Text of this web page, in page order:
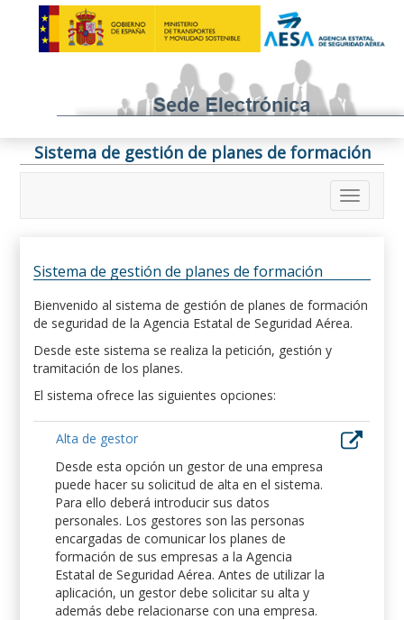
Sistema de gestión de planes de formación
Sistema de gestión de planes de formación
Bienvenido al sistema de gestión de planes de formación
de seguridad de la Agencia Estatal de Seguridad Aérea.
Desde este sistema se realiza la petición, gestión y
tramitación de los planes.
El sistema ofrece las siguientes opciones:
Alta de gestor
Desde esta opción un gestor de una empresa
puede hacer su solicitud de alta en el sistema.
Para ello deberá introducir sus datos
personales. Los gestores son las personas
encargadas de comunicar los planes de
formación de sus empresas a la Agencia
Estatal de Seguridad Aérea. Antes de utilizar la
aplicación, un gestor debe solicitar su alta y
además debe relacionarse con una empresa.